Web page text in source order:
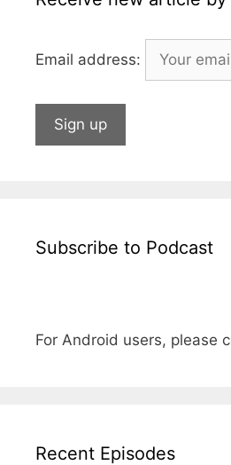
Email address:
Subscribe to Podcast
For Android users, please
Recent Episodes